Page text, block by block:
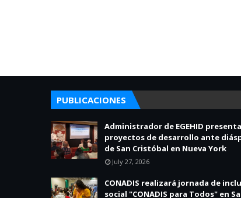
PUBLICACIONES
Administrador de EGEHID presenta
proyectos de desarrollo ante
de San Cristóbal en Nueva York
July 27, 2026
CONADIS realizará jornada de
social "CONADIS para Todos" en